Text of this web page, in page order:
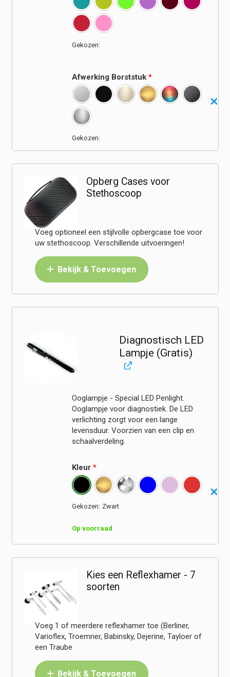
Afwerking Borststuk *
Opberg Cases voor
Stethoscoop
Voeg optioneel een stijlvolle opbergcase toe voor
uw stethoscoop. Verschillende uitvoeringen!
Bekijk & Toevoegen
Diagnostisch LED
Lampje (Gratis)
Ooglampje - Special LED Penlight.
Ooglampje voor diagnostiek. De LED
verlichting zorgt voor een lange
levensduur. Voorzien van een clip en
schaalverdeling.
Kleur *
Zwart
Op voorraad
Kies een Reflexhamer - 7
soorten
Voeg 1 of meerdere reflexhamer toe (Berliner,
Varioflex, Troemner, Babinsky, Dejerine, Tayloer of
een Traube
Bekijk & Toevoegen